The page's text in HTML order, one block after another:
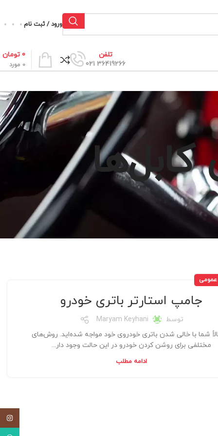
ورود / ثبت نام
تلفن
36419266 021
0 مورد
0 تومان
عمومی
جامپ استارتر باتری خودرو
توسط
Maryam Keyhani
شما با خالی شدن باتری خودروی خود مواجه شده‌اید. روش‌های
مختلفی برای روشن کردن خودرو در این حالت وجود دار...
ادامه مطلب